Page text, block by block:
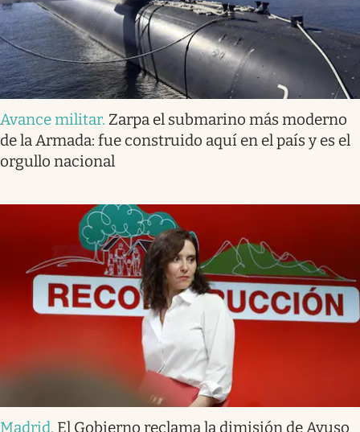
Avance militar. Zarpa el submarino más moderno
de la Armada: fue construido aquí en el país y es el
orgullo nacional
Madrid. El Gobierno reclama la dimisión de Ayuso